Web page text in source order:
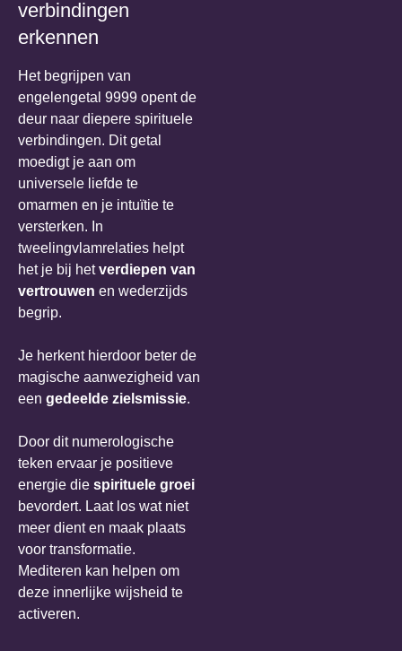
verbindingen
erkennen
Het begrijpen van
engelengetal 9999 opent de
deur naar diepere spirituele
verbindingen. Dit getal
moedigt je aan om
universele liefde te
omarmen en je intuïtie te
versterken. In
tweelingvlamrelaties helpt
het je bij hetverdiepen van
vertrouwen en wederzijds
begrip.
Je herkent hierdoor beter de
magische aanwezigheid van
een gedeelde zielsmissie.
Door dit numerologische
teken ervaar je positieve
energie die spirituele groei
bevordert. Laat los wat niet
meer dient en maak plaats
voor transformatie.
Mediteren kan helpen om
deze innerlijke wijsheid te
activeren.